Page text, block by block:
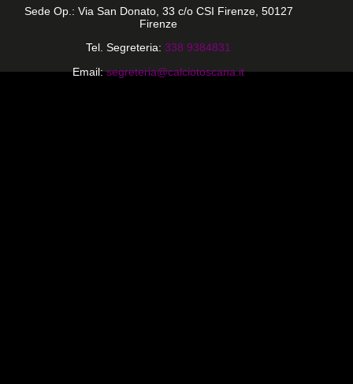
Sede Op.: Via San Donato, 33 c/o CSI Firenze, 50127
Firenze
Tel. Segreteria: 338 9384831
Email: segreteria@calciotoscana.it